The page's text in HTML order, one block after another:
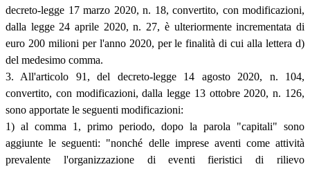
decreto-legge 17 marzo 2020, n. 18, convertito, con modificazioni,
dalla legge 24 aprile 2020, n. 27, è ulteriormente incrementata di
euro 200 milioni per l'anno 2020, per le finalità di cui alla lettera d)
del medesimo comma.
3. All'articolo 91, del decreto-legge 14 agosto 2020, n. 104,
convertito, con modificazioni, dalla legge 13 ottobre 2020, n. 126,
sono apportate le seguenti modificazioni:
1) al comma 1, primo periodo, dopo la parola "capitali" sono
aggiunte le seguenti: "nonché delle imprese aventi come attività
prevalente l'organizzazione di eventi fieristici di rilievo